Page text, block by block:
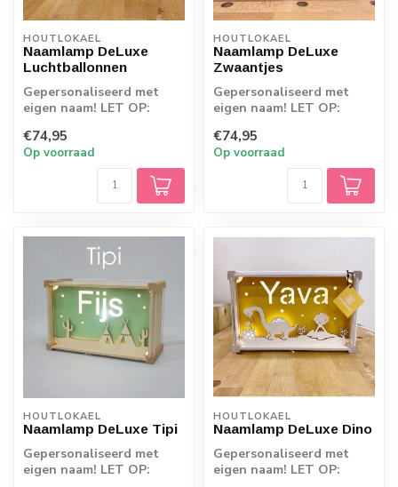
HOUTLOKAEL
Naamlamp DeLuxe
Luchtballonnen
Gepersonaliseerd met
eigen naam! LET OP:
rechtstreeks vanaf d...
€74,95
Op voorraad
HOUTLOKAEL
Naamlamp DeLuxe
Zwaantjes
Gepersonaliseerd met
eigen naam! LET OP:
rechtstreeks vanaf d...
€74,95
Op voorraad
HOUTLOKAEL
Naamlamp DeLuxe Tipi
Gepersonaliseerd met
eigen naam! LET OP:
HOUTLOKAEL
Naamlamp DeLuxe Dino
Gepersonaliseerd met
eigen naam! LET OP: